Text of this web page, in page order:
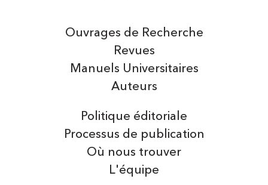
Auteurs
Manuels Universitaires
Ouvrages de Recherche
Revues
Politique éditoriale
Processus de publication
Où nous trouver
L'équipe